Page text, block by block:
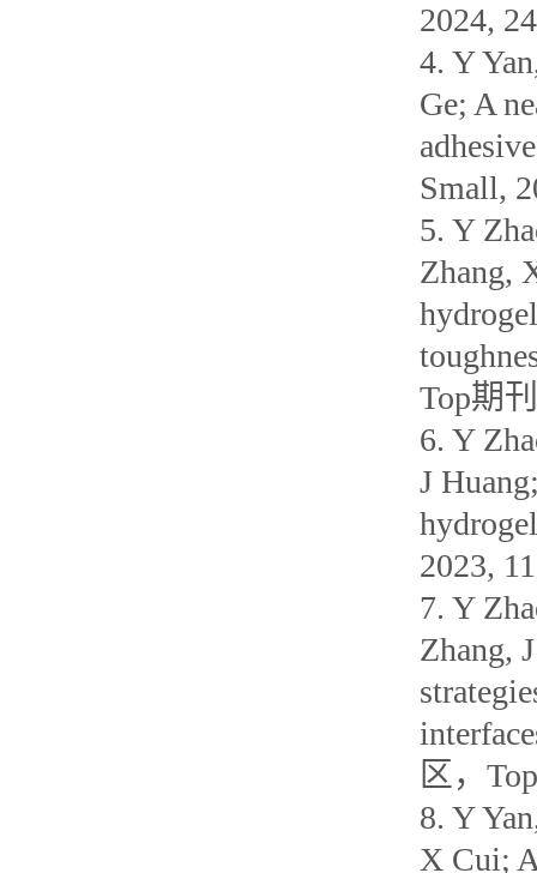
2024,
4. Y
Ge; A
Small,
5. Y
Zhang,
Top期
6. Y
J
2023,
7. Y
Zhang,
区，
8. Y
X Cui;